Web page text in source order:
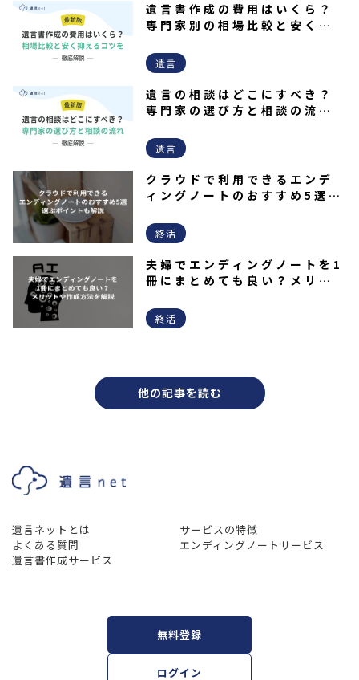
遺言書作成の費用はいくら？
専門家別の相場比較と安く抑
遺言
遺言の相談はどこにすべき？
専門家の選び方と相談の流れ
遺言
クラウドで利用できるエンデ
ィングノートのおすすめ5選｜
終活
夫婦でエンディングノートを1
冊にまとめても良い？メリッ
終活
他の記事を読む
遺言ネットとは
サービスの特徴
よくある質問
エンディングノートサービス
遺言書作成サービス
無料登録
ログイン